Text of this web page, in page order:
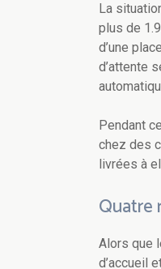
La
plus de
d’une
d’attente
Pendant
chez des
livrées à
Quatre
Alors que
d’accueil